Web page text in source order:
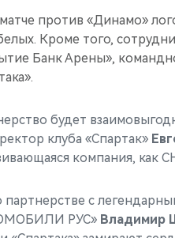
против «Динамо»
Кроме того,
Банк Арены»,
будет
клуба «Спартак»
компания, как
с
РУС» Владимир